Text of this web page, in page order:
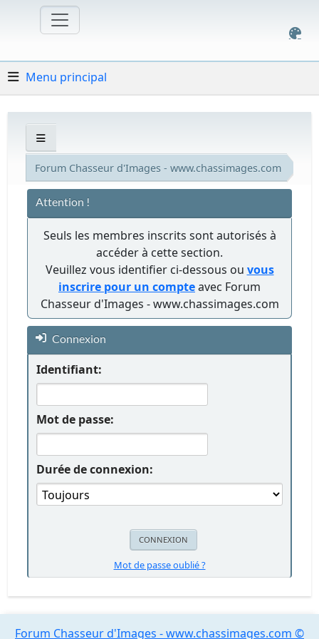
Menu principal
Forum Chasseur d'Images - www.chassimages.com
Attention !
Seuls les membres inscrits sont autorisés à
accéder à cette section.
Veuillez vous identifier ci-dessous ou vous
inscrire pour un compteavec Forum
Chasseur d'Images - www.chassimages.com
Connexion
Identifiant:
Mot de passe:
Durée de connexion:
Mot de passe oublié ?
Forum Chasseur d'Images - www.chassimages.com ©